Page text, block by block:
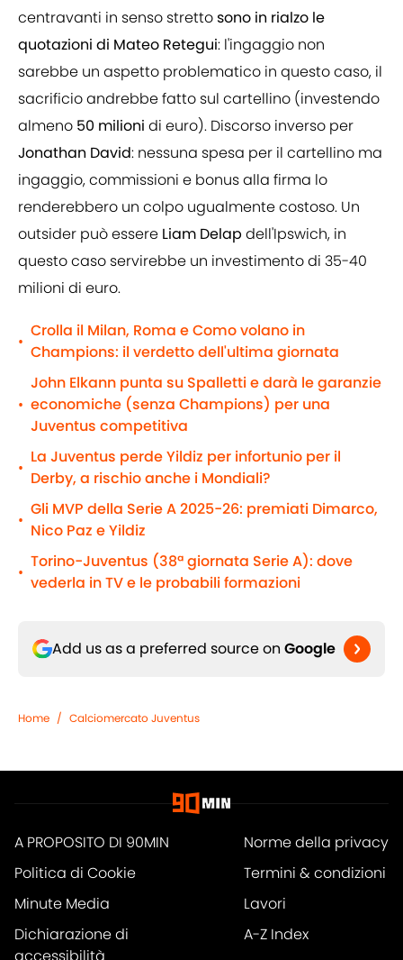
centravanti in senso strettosono in rialzo le
quotazioni di Mateo Retegui: l'ingaggio non
sarebbe un aspetto problematico in questo caso, il
sacrificio andrebbe fatto sul cartellino (investendo
almeno 50 milioni di euro). Discorso inverso per
Jonathan David: nessuna spesa per il cartellino ma
ingaggio, commissioni e bonus alla firma lo
renderebbero un colpo ugualmente costoso. Un
outsider può essere Liam Delap dell'Ipswich, in
questo caso servirebbe un investimento di 35-40
milioni di euro.
•
Crolla il Milan, Roma e Como volano in
Champions: il verdetto dell'ultima giornata
•
John Elkann punta su Spalletti e darà le garanzie
economiche (senza Champions) per una
Juventus competitiva
•
La Juventus perde Yildiz per infortunio per il
Derby, a rischio anche i Mondiali?
•
Gli MVP della Serie A 2025-26: premiati Dimarco,
Nico Paz e Yildiz
•
Torino-Juventus (38ª giornata Serie A): dove
vederla in TV e le probabili formazioni
Add us as a preferred source on Google
Home / Calciomercato Juventus
A PROPOSITO DI 90MIN
Norme della privacy
Politica di Cookie
Termini & condizioni
Minute Media
Lavori
Dichiarazione di
A-Z Index